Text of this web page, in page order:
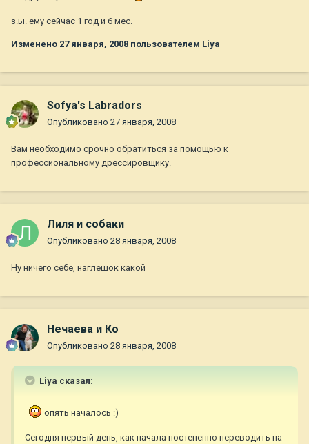
з.ы. ему сейчас 1 год и 6 мес.
Изменено 27 января, 2008 пользователем Liya
Sofya's Labradors
Опубликовано 27 января, 2008
Вам необходимо срочно обратиться за помощью к
профессиональному дрессировщику.
Лиля и собаки
Опубликовано 28 января, 2008
Ну ничего себе, наглешок какой
Нечаева и Ко
Опубликовано 28 января, 2008
Liya сказал:
опять началось :)
Сегодня первый день, как начала постепенно переводить на